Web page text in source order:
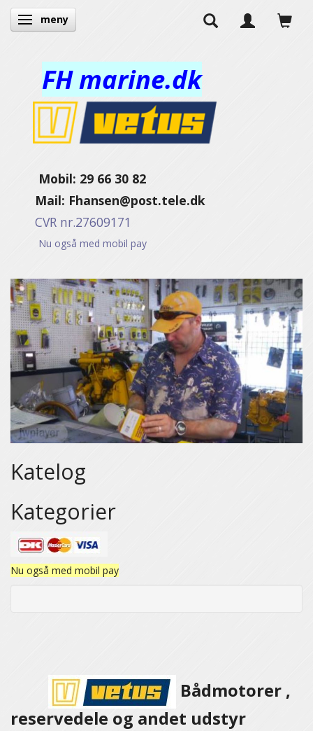
Ändra navigering
meny
FH marine.dk
Mobil: 29 66 30 82
Mail: Fhansen@post.tele.dk
CVR nr.27609171
Nu også med mobil pay
Katelog
Kategorier
Nu også med mobil pay
Bådmotorer ,
reservedele og andet udstyr